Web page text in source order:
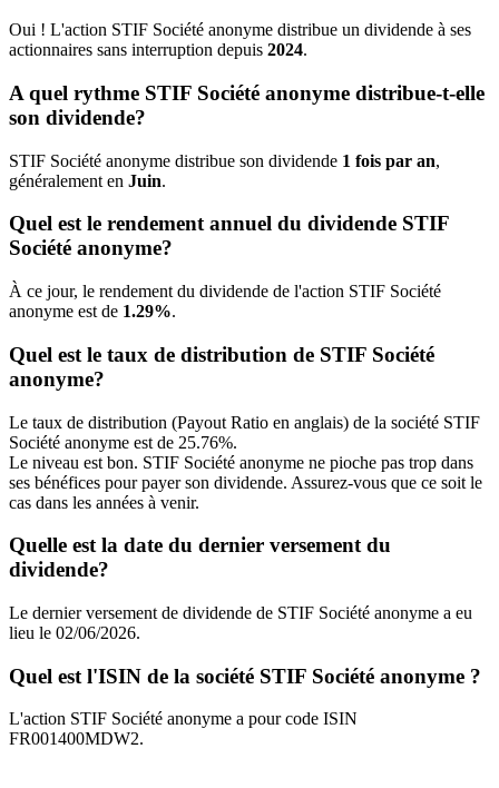
Oui ! L'action STIF Société anonyme distribue un dividende à ses
actionnaires sans interruption depuis 2024.
A quel rythme STIF Société anonyme distribue-t-elle
son dividende?
STIF Société anonyme distribue son dividende 1 fois par an,
généralement en Juin.
Quel est le rendement annuel du dividende STIF
Société anonyme?
À ce jour, le rendement du dividende de l'action STIF Société
anonyme est de 1.29%.
Quel est le taux de distribution de STIF Société
anonyme?
Le taux de distribution (Payout Ratio en anglais) de la société STIF
Société anonyme est de 25.76%.
Le niveau est bon. STIF Société anonyme ne pioche pas trop dans
ses bénéfices pour payer son dividende. Assurez-vous que ce soit le
cas dans les années à venir.
Quelle est la date du dernier versement du
dividende?
Le dernier versement de dividende de STIF Société anonyme a eu
lieu le 02/06/2026.
Quel est l'ISIN de la société STIF Société anonyme ?
L'action STIF Société anonyme a pour code ISIN
FR001400MDW2.